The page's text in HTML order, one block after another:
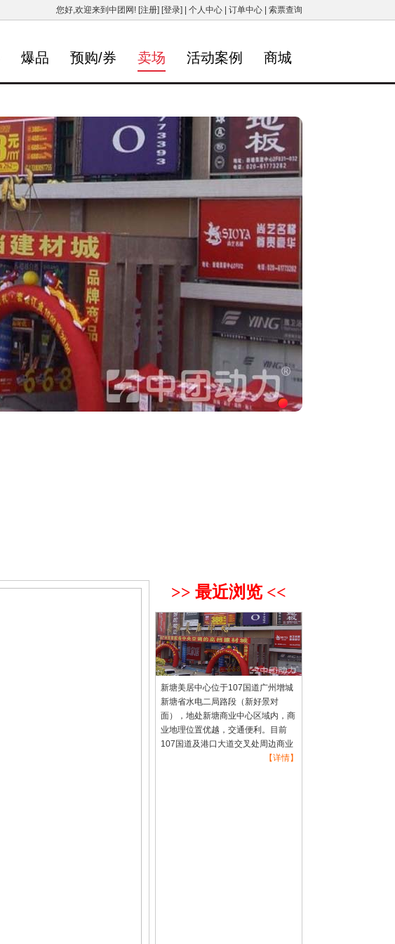
您好,欢迎来到中团网! [注册] [登录] 个人中心 订单中心 索票查询
爆品 预购/券 卖场 活动案例 商城
>> 最近浏览 <<
新塘美居中心位于107国道广州增城
新塘省水电二局路段（新好景对
面），地处新塘商业中心区域内，商
业地理位置优越，交通便利。目前
107国道及港口大道交叉处周边商业
项目有：新客隆、大旺城、国美电
【详情】